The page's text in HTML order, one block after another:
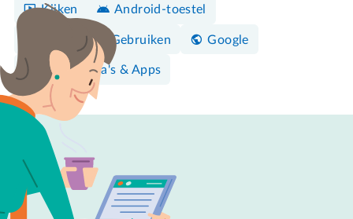
Kijken Android-toestel
Bedienen & Gebruiken Google
Programma's & Apps